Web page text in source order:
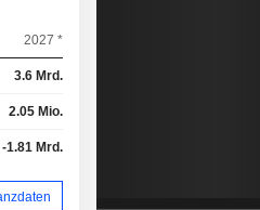
2027 *
3.6 Mrd.
2.05 Mio.
-1.81 Mrd.